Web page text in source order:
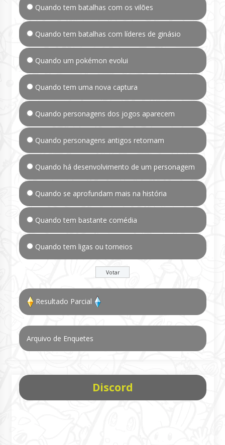
Quando tem batalhas com os vilões
Quando tem batalhas com líderes de ginásio
Quando um pokémon evolui
Quando tem uma nova captura
Quando personagens dos jogos aparecem
Quando personagens antigos retornam
Quando há desenvolvimento de um personagem
Quando se aprofundam mais na história
Quando tem bastante comédia
Quando tem ligas ou torneios
Resultado Parcial
Arquivo de Enquetes
Discord